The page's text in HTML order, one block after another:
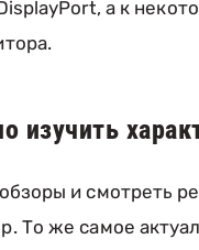
а к
изучить
и смотреть
То же самое